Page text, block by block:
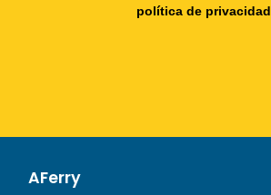
política de privacidad
AFerry